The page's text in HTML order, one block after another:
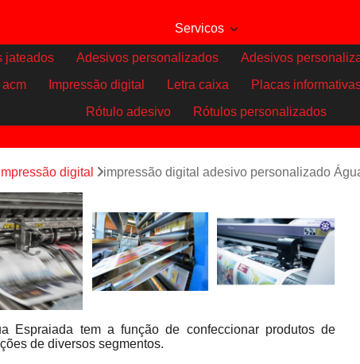
Servicos
jateados Adesivos personalizados
Adesivos
Impressão digital Letra caixa Placas
Rótulo adesivo
Rótulos personalizados
digital impressão digital adesivo personalizado
Espraiada tem a função de confeccionar produtos de
de diversos segmentos.